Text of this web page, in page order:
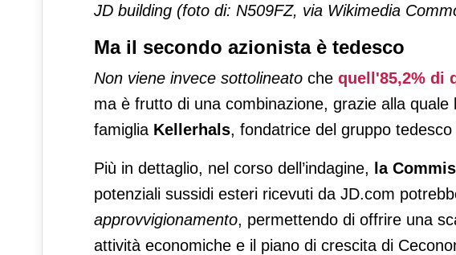
JD building (foto di: N509FZ, via Wikimedia
Ma il secondo azionista è tedesco
Non viene invece sottolineato che quell'85,2% di
ma è frutto di una combinazione, grazie alla quale
famiglia Kellerhals, fondatrice del gruppo tedesco
Più in dettaglio, nel corso dell’indagine, la
potenziali sussidi esteri ricevuti da JD.com
approvvigionamento, permettendo di offrire una
attività economiche e il piano di crescita di